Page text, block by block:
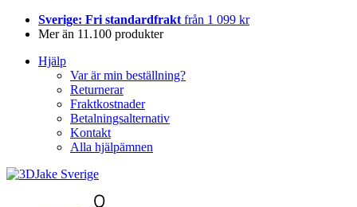
Sverige: Fri standardfrakt från 1 099 kr
Mer än 11.100 produkter
Hjälp
Var är min beställning?
Returnerar
Fraktkostnader
Betalningsalternativ
Kontakt
Alla hjälpämnen